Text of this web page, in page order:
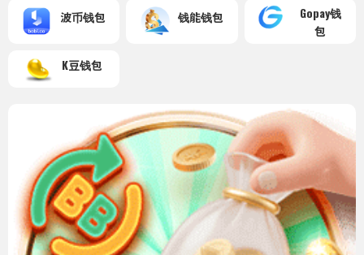
波币钱包 钱能钱包
Gopay钱
包
K豆钱包